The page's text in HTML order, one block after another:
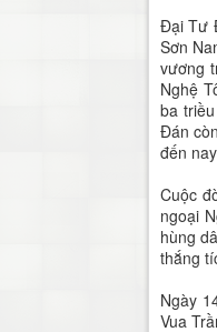
Đại Tư
Sơn
vương
Nghệ
ba
Đán
đến
Cuộc
ngoại
hùng
thắng
Ngày
Vua